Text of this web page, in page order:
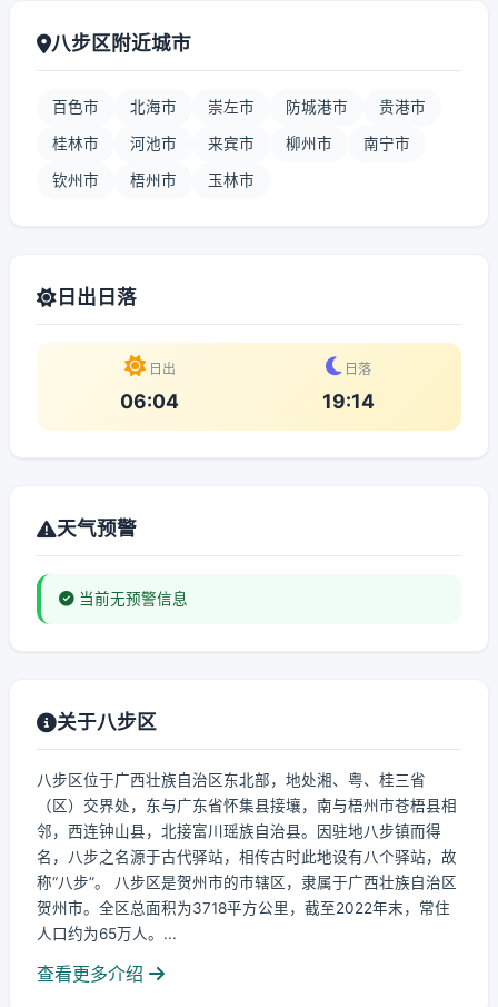
八步区附近城市
百色市 北海市 崇左市 防城港市 贵港市
桂林市 河池市 来宾市 柳州市 南宁市
钦州市 梧州市 玉林市
日出日落
日出
06:04
日落
19:14
天气预警
当前无预警信息
关于八步区
八步区位于广西壮族自治区东北部，地处湘、粤、桂三省
（区）交界处，东与广东省怀集县接壤，南与梧州市苍梧县相
邻，西连钟山县，北接富川瑶族自治县。因驻地八步镇而得
名，八步之名源于古代驿站，相传古时此地设有八个驿站，故
称“八步”。 八步区是贺州市的市辖区，隶属于广西壮族自治区
贺州市。全区总面积为3718平方公里，截至2022年末，常住
人口约为65万人。...
查看更多介绍